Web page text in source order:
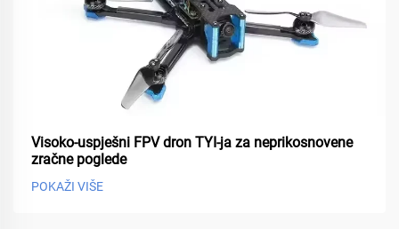
Visoko-uspješni FPV dron TYI-ja za neprikosnovene
zračne poglede
POKAŽI VIŠE